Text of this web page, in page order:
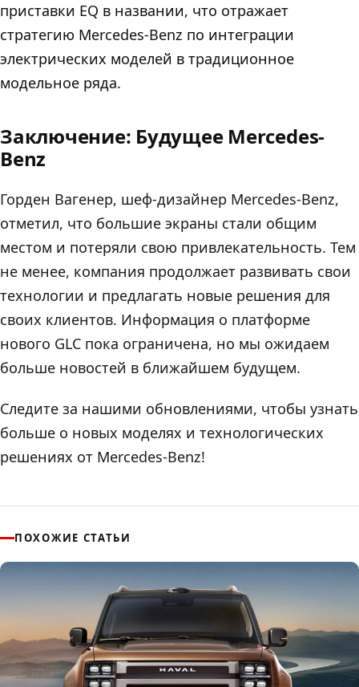
приставки EQ в названии, что отражает
стратегию Mercedes-Benz по интеграции
электрических моделей в традиционное
модельное ряда.
Заключение: Будущее Mercedes-
Benz
Горден Вагенер, шеф-дизайнер Mercedes-Benz,
отметил, что большие экраны стали общим
местом и потеряли свою привлекательность. Тем
не менее, компания продолжает развивать свои
технологии и предлагать новые решения для
своих клиентов. Информация о платформе
нового GLC пока ограничена, но мы ожидаем
больше новостей в ближайшем будущем.
Следите за нашими обновлениями, чтобы узнать
больше о новых моделях и технологических
решениях от Mercedes-Benz!
ПОХОЖИЕ СТАТЬИ